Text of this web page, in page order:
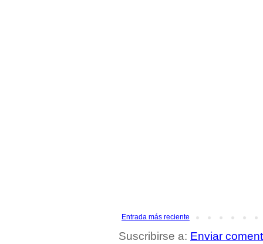
Entrada más reciente
Suscribirse a: Enviar